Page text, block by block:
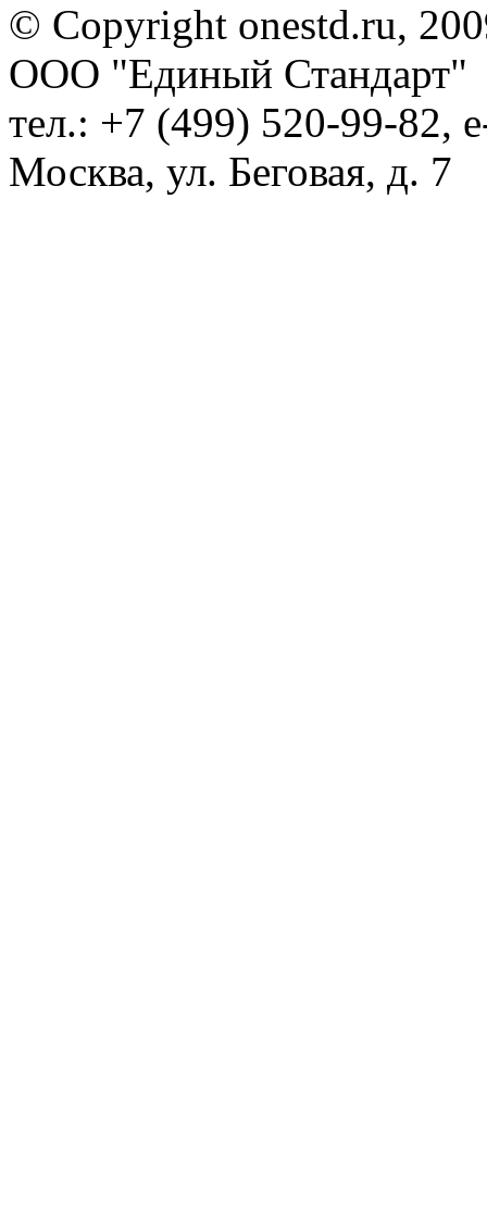
© Copyright onestd.ru,
ООО "Единый Стандарт"
тел.: +7 (499) 520-99-82,
Москва, ул. Беговая, д. 7